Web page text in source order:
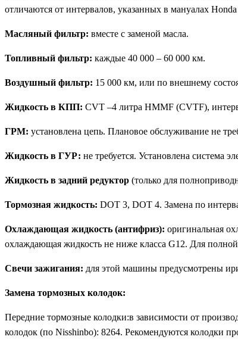
отличаются от интервалов, указанных в мануалах
Масляный фильтр: вместе с заменой масла.
Топливный фильтр: каждые 40 000 – 60 000 км.
Воздушный фильтр: 15 000 км, или по внешнему
Жидкость в КПП: CVT –4 литра HMMF (CVTF),
ГРМ: установлена цепь. Плановое обслуживание не
Жидкость в ГУР: не требуется. Установлена система
Жидкость в задний редуктор (только для
Тормозная жидкость: DOT 3, DOT 4. Замена по
Охлаждающая жидкость (антифриз): оригинальная
охлаждающая жидкость не ниже класса G12. Для
Свечи зажигания: для этой машины предусмотрены
Замена тормозных колодок:
Передние тормозные колодки:в зависимости от
колодок (по Nisshinbo): 8264. Рекомендуются колодки